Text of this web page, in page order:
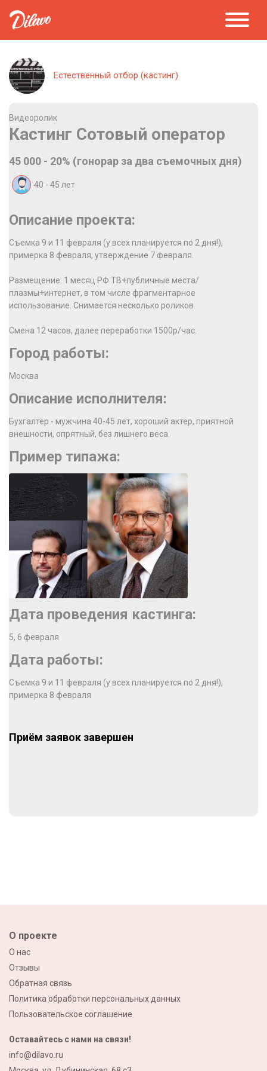
Естественный отбор (кастинг)
Видеоролик
Кастинг Сотовый оператор
45 000 - 20% (гонорар за два съемочных дня)
40 - 45 лет
Описание проекта:
Съемка 9 и 11 февраля (у всех планируется по 2 дня!),
примерка 8 февраля, утверждение 7 февраля.
Размещение: 1 месяц РФ ТВ+публичные места/
плазмы+интернет, в том числе фрагментарное
использование. Снимается несколько роликов.
Смена 12 часов, далее переработки 1500р/час.
Город работы:
Москва
Описание исполнителя:
Бухгалтер - мужчина 40-45 лет, хороший актер, приятной
внешности, опрятный, без лишнего веса.
Пример типажа:
Дата проведения кастинга:
5, 6 февраля
Дата работы:
Съемка 9 и 11 февраля (у всех планируется по 2 дня!),
примерка 8 февраля
Приём заявок завершен
О проекте
О нас
Отзывы
Обратная связь
Политика обработки персональных данных
Пользовательское соглашение
Оставайтесь с нами на связи!
info@dilavo.ru